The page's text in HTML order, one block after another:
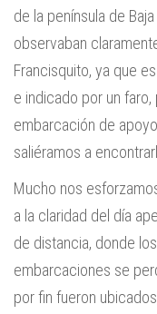
de la península de
observaban
Francisquito, ya que
e indicado por un
embarcación de
saliéramos a
Mucho nos
a la claridad del día
de distancia, donde
embarcaciones se
por fin fueron